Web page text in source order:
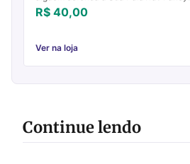
Labatut defende que a questão não é se
Deus precisa, mas se Ele deseja que
R$ 40,00
Ver na loja
Continue lendo